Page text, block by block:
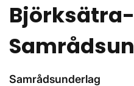
Samrådsunderlag